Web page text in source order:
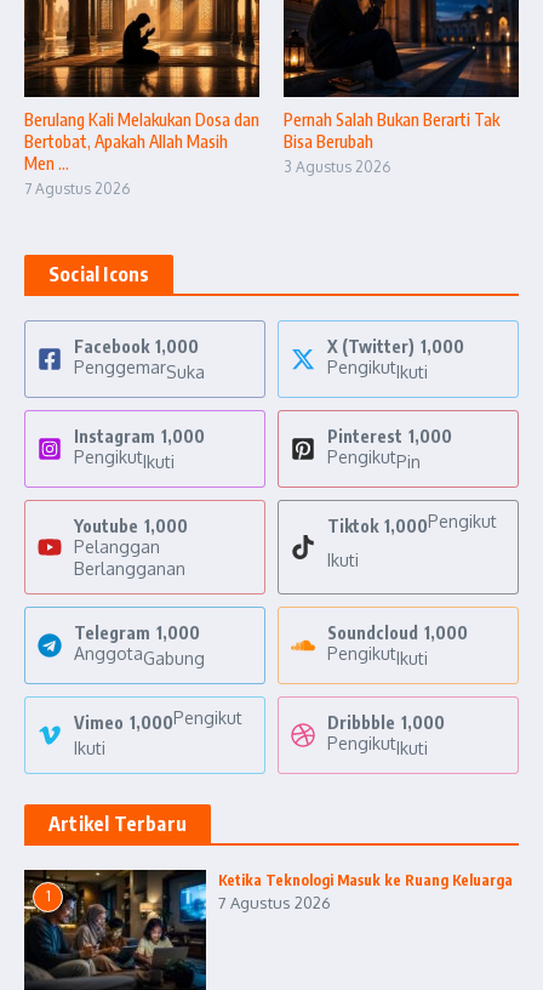
Berulang Kali Melakukan Dosa dan
Bertobat, Apakah Allah Masih
Men ...
7 Agustus 2026
Pernah Salah Bukan Berarti Tak
Bisa Berubah
3 Agustus 2026
Social Icons
Facebook 1,000
PenggemarSuka
X (Twitter) 1,000
PengikutIkuti
Instagram 1,000
PengikutIkuti
Pinterest 1,000
PengikutPin
Youtube 1,000
Pelanggan
Berlangganan
Tiktok 1,000Pengikut
Ikuti
Telegram 1,000
AnggotaGabung
Soundcloud 1,000
PengikutIkuti
Vimeo 1,000Pengikut
Ikuti
Dribbble 1,000
PengikutIkuti
Artikel Terbaru
1
Ketika Teknologi Masuk ke Ruang Keluarga
7 Agustus 2026